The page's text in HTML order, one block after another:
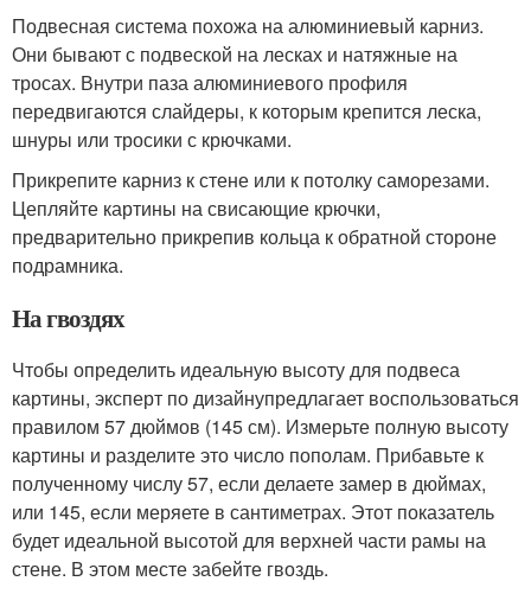
Подвесная система похожа на алюминиевый карниз.
Они бывают с подвеской на лесках и натяжные на
тросах. Внутри паза алюминиевого профиля
передвигаются слайдеры, к которым крепится леска,
шнуры или тросики с крючками.
Прикрепите карниз к стене или к потолку саморезами.
Цепляйте картины на свисающие крючки,
предварительно прикрепив кольца к обратной стороне
подрамника.
На гвоздях
Чтобы определить идеальную высоту для подвеса
картины, эксперт по дизайнупредлагает воспользоваться
правилом 57 дюймов (145 см). Измерьте полную высоту
картины и разделите это число пополам. Прибавьте к
полученному числу 57, если делаете замер в дюймах,
или 145, если меряете в сантиметрах. Этот показатель
будет идеальной высотой для верхней части рамы на
стене. В этом месте забейте гвоздь.